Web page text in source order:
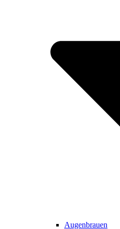
Augenbrauen